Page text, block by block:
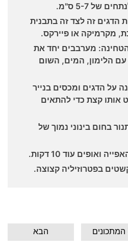
של 5-7 ס"מ.
הדגים זה לצד זה בתבנית
מקרמיקה או פיירקס.
מערבבים יחד את
הלימון, המים, השום
על הדגים ומכסים בנייר
אותו קצת כדי להתאים
בתנור בחום בינוני נמוך של
ואופים עוד 10 דקות.
בפטרוזיליה קצוצה.
הבא המתכונים